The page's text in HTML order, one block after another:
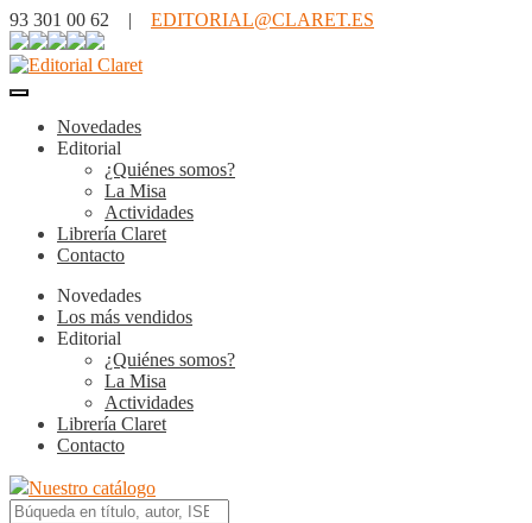
93 301 00 62 | EDITORIAL@CLARET.ES
Novedades
Editorial
¿Quiénes somos?
La Misa
Actividades
Librería Claret
Contacto
Novedades
Los más vendidos
Editorial
¿Quiénes somos?
La Misa
Actividades
Librería Claret
Contacto
Nuestro catálogo